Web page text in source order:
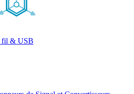
fil & USB